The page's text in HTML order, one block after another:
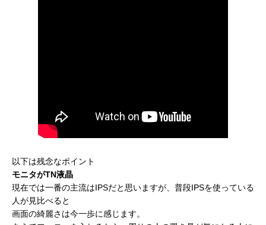
以下は残念なポイント
モニタがTN液晶
現在では一番の主流はIPSだと思いますが、普段IPSを使っている
人が見比べると
画面の綺麗さは今一歩に感じます。